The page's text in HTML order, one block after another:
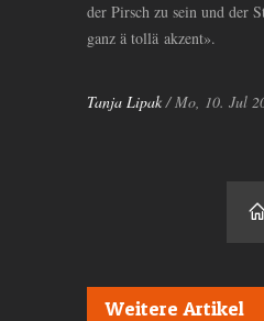
der Pirsch zu sein und der
ganz ä tollä akzent».
Tanja Lipak/ Mo, 10. Jul
Weitere Artikel